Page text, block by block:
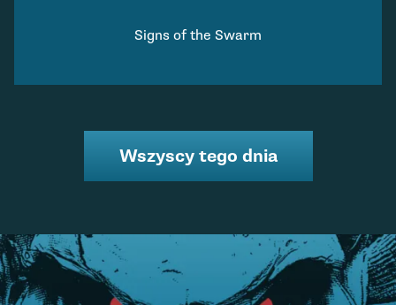
Signs of the Swarm
Wszyscy tego dnia